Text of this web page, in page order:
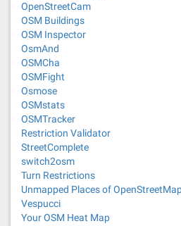
OpenStreetCam
OSM Buildings
OSM Inspector
OsmAnd
OSMCha
OSMFight
Osmose
OSMstats
OSMTracker
Restriction Validator
StreetComplete
switch2osm
Turn Restrictions
Unmapped Places of
Vespucci
Your OSM Heat Map